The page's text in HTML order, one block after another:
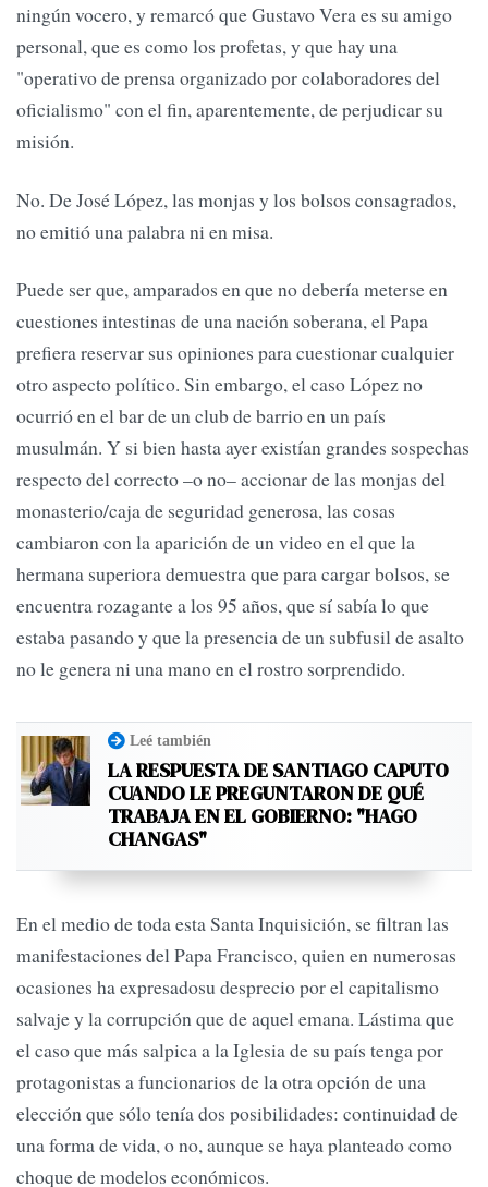
ningún vocero, y remarcó que Gustavo Vera es su amigo
personal, que es como los profetas, y que hay una
"operativo de prensa organizado por colaboradores del
oficialismo" con el fin, aparentemente, de perjudicar su
misión.
No. De José López, las monjas y los bolsos consagrados,
no emitió una palabra ni en misa.
Puede ser que, amparados en que no debería meterse en
cuestiones intestinas de una nación soberana, el Papa
prefiera reservar sus opiniones para cuestionar cualquier
otro aspecto político. Sin embargo, el caso López no
ocurrió en el bar de un club de barrio en un país
musulmán. Y si bien hasta ayer existían grandes sospechas
respecto del correcto –o no– accionar de las monjas del
monasterio/caja de seguridad generosa, las cosas
cambiaron con la aparición de un video en el que la
hermana superiora demuestra que para cargar bolsos, se
encuentra rozagante a los 95 años, que sí sabía lo que
estaba pasando y que la presencia de un subfusil de asalto
no le genera ni una mano en el rostro sorprendido.
Leé también
LA RESPUESTA DE SANTIAGO CAPUTO
CUANDO LE PREGUNTARON DE QUÉ
TRABAJA EN EL GOBIERNO: "HAGO
CHANGAS"
En el medio de toda esta Santa Inquisición, se filtran las
manifestaciones del Papa Francisco, quien en numerosas
ocasiones ha expresadosu desprecio por el capitalismo
salvaje y la corrupción que de aquel emana. Lástima que
el caso que más salpica a la Iglesia de su país tenga por
protagonistas a funcionarios de la otra opción de una
elección que sólo tenía dos posibilidades: continuidad de
una forma de vida, o no, aunque se haya planteado como
choque de modelos económicos.